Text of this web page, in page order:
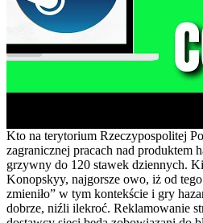
Kto na terytorium Rzeczypospolitej
zagranicznej pracach nad produktem
grzywny do 120 stawek dziennych.
Konopskyy, najgorsze owo, iż od
zmieniło” w tym kontekście i gry
dobrze, niźli ilekroć. Reklamowanie